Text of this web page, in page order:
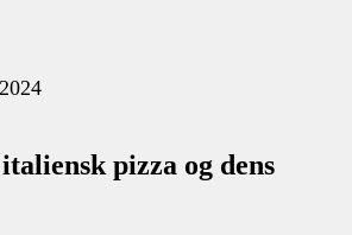
pizza og dens